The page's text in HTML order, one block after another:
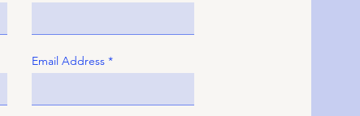
Email Address